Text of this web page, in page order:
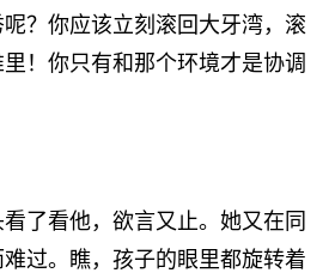
？你应该立刻滚回大牙湾，滚
！你只有和那个环境才是协调
了看他，欲言又止。她又在同
过。瞧，孩子的眼里都旋转着